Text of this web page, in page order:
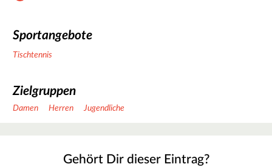
Sportangebote
Tischtennis
Zielgruppen
Damen Herren Jugendliche
Gehört Dir dieser Eintrag?